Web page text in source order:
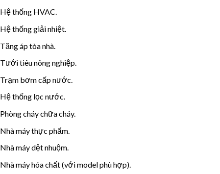
Hệ thống HVAC.
Hệ thống giải nhiệt.
Tăng áp tòa nhà.
Tưới tiêu nông nghiệp.
Trạm bơm cấp nước.
Hệ thống lọc nước.
Phòng cháy chữa cháy.
Nhà máy thực phẩm.
Nhà máy dệt nhuộm.
Nhà máy hóa chất (với model phù hợp).